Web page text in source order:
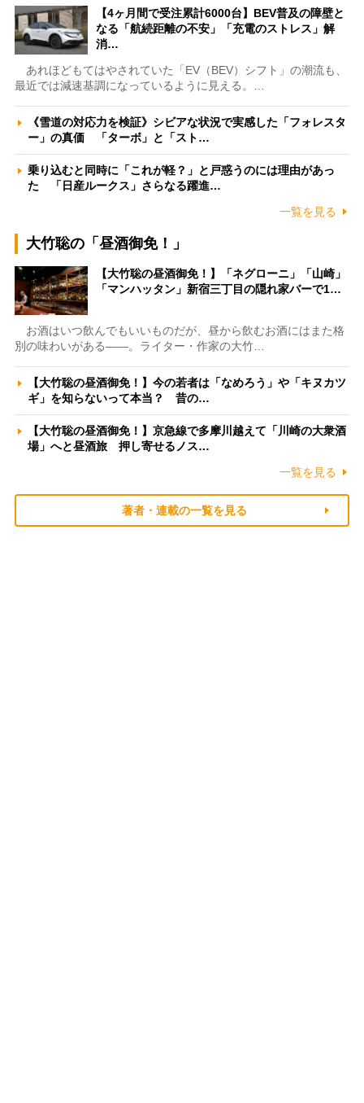
【4ヶ月間で受注累計6000台】BEV普及の障壁と
なる「航続距離の不安」「充電のストレス」解
消…
あれほどもてはやされていた「EV（BEV）シフト」の潮流も、
最近では減速基調になっているように見える。…
《雪道の対応力を検証》シビアな状況で実感した「フォレスタ
ー」の真価 「ターボ」と「スト…
乗り込むと同時に「これが軽？」と戸惑うのには理由があっ
た 「日産ルークス」さらなる躍進…
一覧を見る
大竹聡の「昼酒御免！」
【大竹聡の昼酒御免！】「ネグローニ」「山崎」
「マンハッタン」新宿三丁目の隠れ家バーで1…
お酒はいつ飲んでもいいものだが、昼から飲むお酒にはまた格
別の味わいがある――。ライター・作家の大竹…
【大竹聡の昼酒御免！】今の若者は「なめろう」や「キヌカツ
ギ」を知らないって本当？ 昔の…
【大竹聡の昼酒御免！】京急線で多摩川越えて「川崎の大衆酒
場」へと昼酒旅 押し寄せるノス…
一覧を見る
著者・連載の一覧を見る